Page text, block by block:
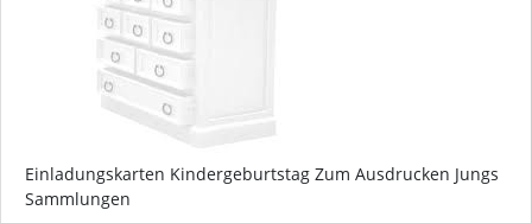
Einladungskarten Kindergeburtstag Zum Ausdrucken Jungs
Sammlungen